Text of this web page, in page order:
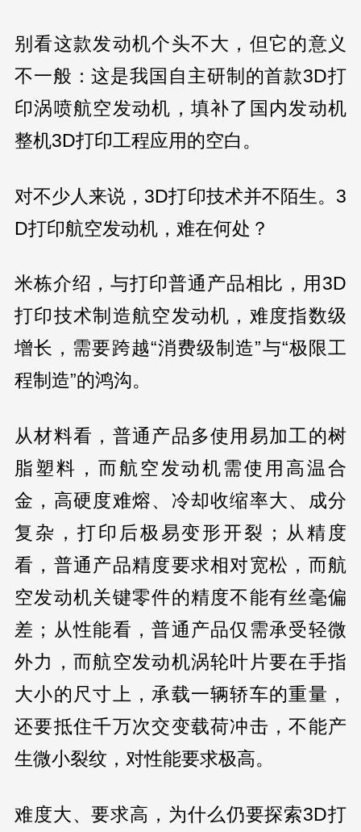
别看这款发动机个头不大，但它的意义
不一般：这是我国自主研制的首款3D打
印涡喷航空发动机，填补了国内发动机
整机3D打印工程应用的空白。
对不少人来说，3D打印技术并不陌生。3
D打印航空发动机，难在何处？
米栋介绍，与打印普通产品相比，用3D
打印技术制造航空发动机，难度指数级
增长，需要跨越“消费级制造”与“极限工
程制造”的鸿沟。
从材料看，普通产品多使用易加工的树
脂塑料，而航空发动机需使用高温合
金，高硬度难熔、冷却收缩率大、成分
复杂，打印后极易变形开裂；从精度
看，普通产品精度要求相对宽松，而航
空发动机关键零件的精度不能有丝毫偏
差；从性能看，普通产品仅需承受轻微
外力，而航空发动机涡轮叶片要在手指
大小的尺寸上，承载一辆轿车的重量，
还要抵住千万次交变载荷冲击，不能产
生微小裂纹，对性能要求极高。
难度大、要求高，为什么仍要探索3D打